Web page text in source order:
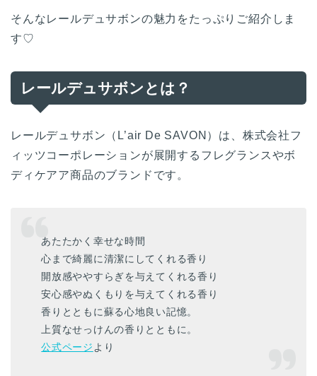
そんなレールデュサボンの魅力をたっぷりご紹介しま
す♡
レールデュサボンとは？
レールデュサボン（L’air De SAVON）は、株式会社フ
ィッツコーポレーションが展開するフレグランスやボ
ディケアア商品のブランドです。
あたたかく幸せな時間
心まで綺麗に清潔にしてくれる香り
開放感ややすらぎを与えてくれる香り
安心感やぬくもりを与えてくれる香り
香りとともに蘇る心地良い記憶。
上質なせっけんの香りとともに。
公式ページ より